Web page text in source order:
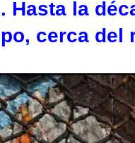
Hasta la
cerca del